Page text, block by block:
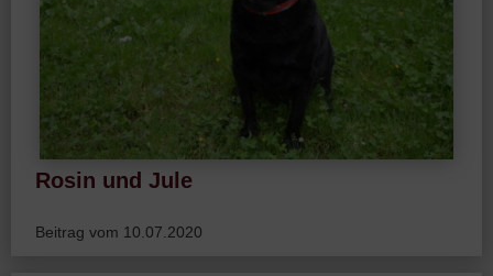
Rosin und Jule
Beitrag vom 10.07.2020